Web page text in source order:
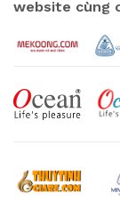
website cùng